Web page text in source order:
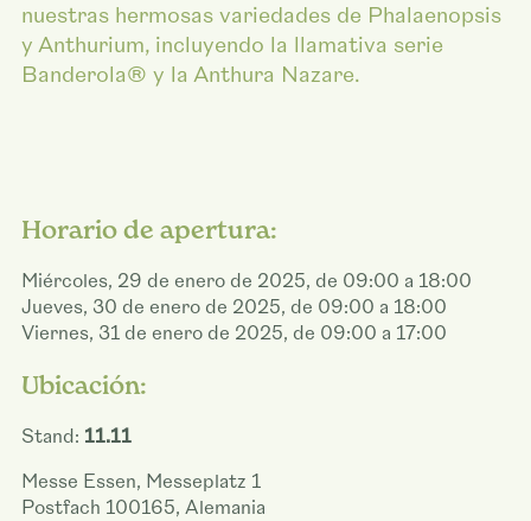
nuestras hermosas variedades de Phalaenopsis
y Anthurium, incluyendo la llamativa serie
Banderola® y la Anthura Nazare.
Horario de apertura:
Miércoles, 29 de enero de 2025, de 09:00 a 18:00
Jueves, 30 de enero de 2025, de 09:00 a 18:00
Viernes, 31 de enero de 2025, de 09:00 a 17:00
Ubicación:
Stand: 11.11
Messe Essen, Messeplatz 1
Postfach 100165, Alemania